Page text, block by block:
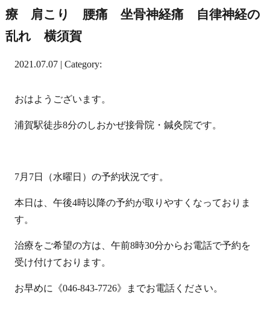
療 肩こり 腰痛 坐骨神経痛 自律神経の
乱れ 横須賀
2021.07.07 | Category:
おはようございます。
浦賀駅徒歩8分のしおかぜ接骨院・鍼灸院です。
7月7日（水曜日）の予約状況です。
本日は、午後4時以降の予約が取りやすくなっておりま
す。
治療をご希望の方は、午前8時30分からお電話で予約を
受け付けております。
お早めに《046-843-7726》までお電話ください。